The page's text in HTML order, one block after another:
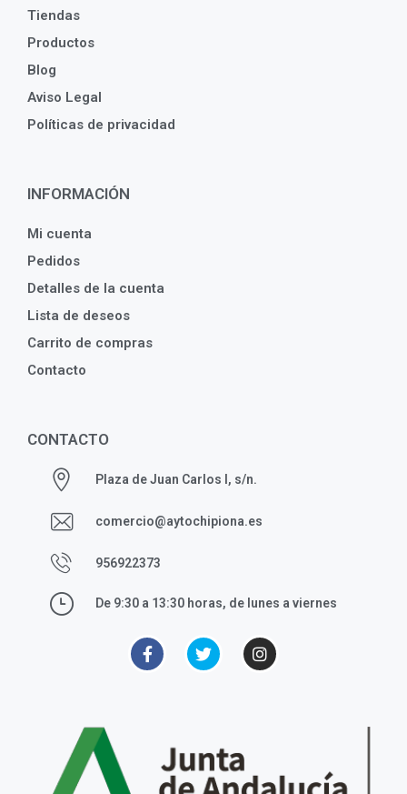
Tiendas
Productos
Blog
Aviso Legal
Políticas de privacidad
INFORMACIÓN
Mi cuenta
Pedidos
Detalles de la cuenta
Lista de deseos
Carrito de compras
Contacto
CONTACTO
Plaza de Juan Carlos I, s/n.
comercio@aytochipiona.es
956922373
De 9:30 a 13:30 horas, de lunes a viernes